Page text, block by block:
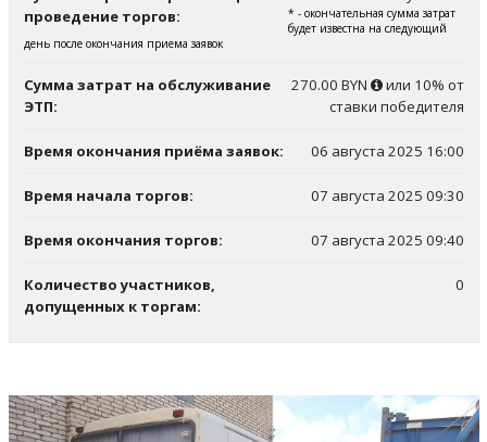
проведение торгов:
* - окончательная сумма затрат
будет известна на следующий
день после окончания приема заявок
Сумма затрат на обслуживание
ЭТП:
270.00 BYN
или 10% от
ставки победителя
Время окончания приёма заявок: 06 августа 2025 16:00
Время начала торгов: 07 августа 2025 09:30
Время окончания торгов: 07 августа 2025 09:40
Количество участников,
допущенных к торгам:
0